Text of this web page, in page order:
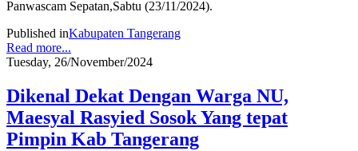
Panwascam Sepatan,Sabtu (23/11/2024).
Published inKabupaten Tangerang
Read more...
Tuesday, 26/November/2024
Dikenal Dekat Dengan Warga NU,
Maesyal Rasyied Sosok Yang tepat
Pimpin Kab Tangerang